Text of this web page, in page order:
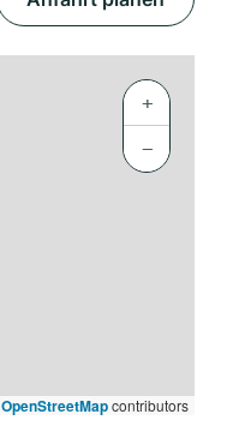
+
−
OpenStreetMapcontributors